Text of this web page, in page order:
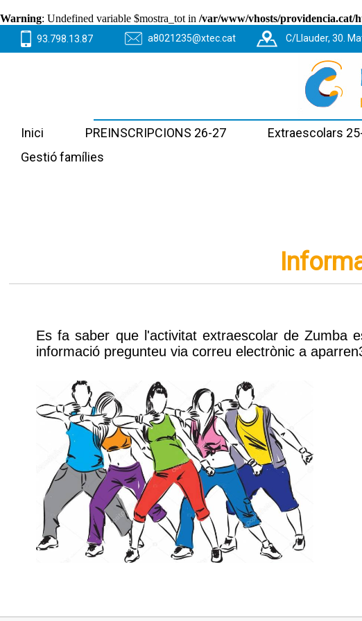
Warning: Undefined variable $mostra_tot in /var/www/vhosts/providencia.cat/
93.798.13.87 a8021235@xtec.cat C/Llauder, 30.
Inici PREINSCRIPCIONS 26-27 Extraescolars
Gestió famílies
Es fa saber que l'activitat extraescolar de Zumba
informació pregunteu via correu electrònic a